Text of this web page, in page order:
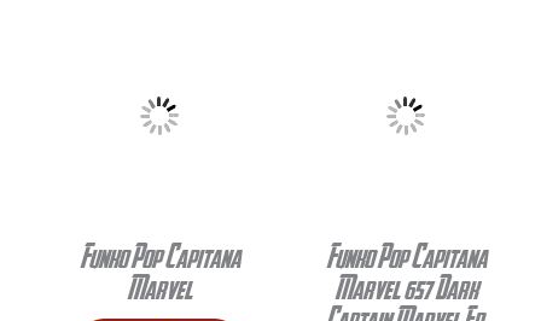
Funko Pop Capitana
Marvel
Funko Pop Capitana
Marvel 657 Dark